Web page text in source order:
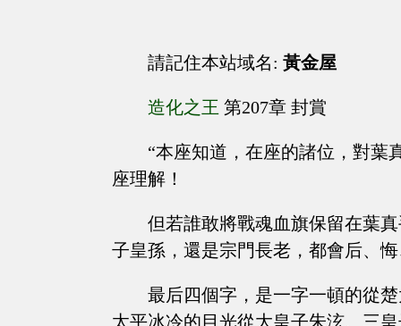
請記住本站域名: 黃金屋
造化之王 第207章 封賞
“本座知道，在座的諸位，對葉
座理解！
但若誰敢將戰魂血旗保留在葉
子皇孫，還是宗門長老，都會后、
最后四個字，是一字一頓的從
太平冰冷的目光從大皇子朱泫、三